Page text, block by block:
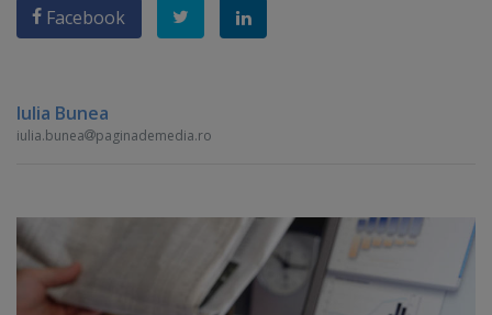
Facebook
Iulia Bunea
iulia.bunea paginademedia.ro